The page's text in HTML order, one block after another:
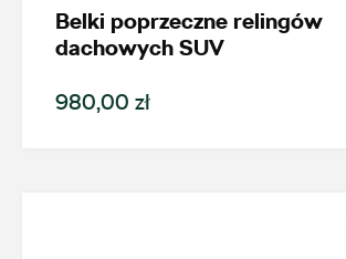
Belki poprzeczne relingów
dachowych SUV
980,00 zł